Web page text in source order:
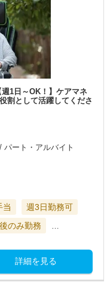
週1日～OK！】ケアマネ
割として活躍してくださ
ート・アルバイト
当
週3日勤務可
のみ勤務 …
詳細を見る